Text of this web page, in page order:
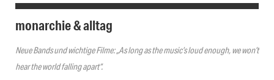
monarchie & alltag
Neue Bands und wichtige Filme: „As long as the music’s loud enough, we won’t
hear the world falling apart“.